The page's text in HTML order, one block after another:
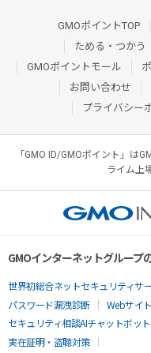
GMOポイントTOP
ためる・つかう
GMOポイントモール
お問い合わせ
プライバシー
「GMO ID/GMOポイント」は
ライム上
GMOインターネットグループ
世界初総合ネットセキュリティサ
パスワード漏洩診断
Webサイ
セキュリティ相談AIチャットボット
実在証明・盗聴対策